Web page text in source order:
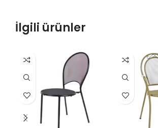
İlgili ürünler